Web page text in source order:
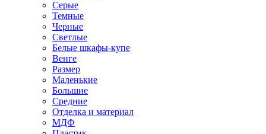
Серые
Темные
Черные
Светлые
Белые шкафы-купе
Венге
Размер
Маленькие
Большие
Средние
Отделка и материал
МДФ